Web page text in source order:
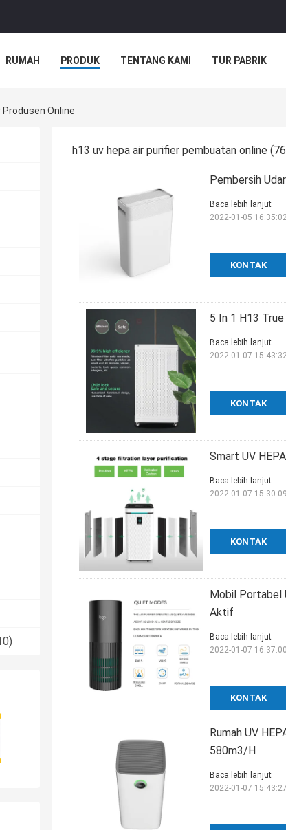
RUMAH PRODUK TENTANG KAMI TUR PABRIK
Produsen Online
h13 uv hepa air purifier pembuatan online
Pembersih
KONTAK
Baca lebih lanjut
2022-01-05
5 In 1 H13
KONTAK
Baca lebih lanjut
2022-01-07
Smart UV
KONTAK
Baca lebih lanjut
2022-01-07 15:30:09
Mobil Portabel
Aktif
KONTAK
Baca lebih lanjut
2022-01-07 16:37:00
Rumah UV
580m3/H
Baca lebih lanjut
2022-01-07 15:43:27